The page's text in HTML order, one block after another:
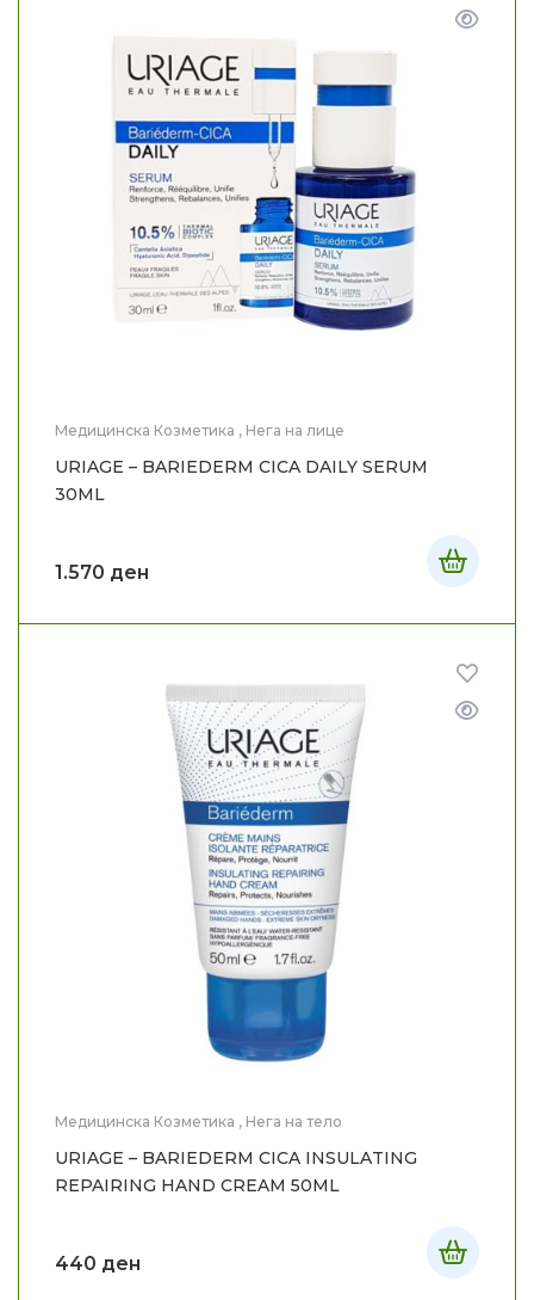
Медицинска Козметика , Нега на лице
URIAGE – BARIEDERM CICA DAILY SERUM
30ML
1.570 ден
Медицинска Козметика , Нега на тело
URIAGE – BARIEDERM CICA INSULATING
REPAIRING HAND CREAM 50ML
440 ден